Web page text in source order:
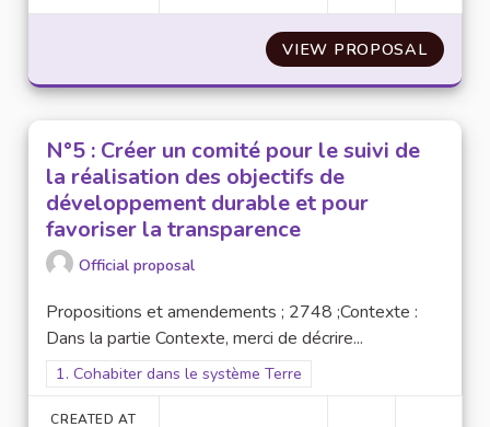
VIEW PROPOSALN°13 :
N°5 : Créer un comité pour le suivi de
la réalisation des objectifs de
développement durable et pour
favoriser la transparence
Official proposal
Propositions et amendements ; 2748 ;Contexte :
Dans la partie Contexte, merci de décrire...
Filter results for scope: 1. Cohabiter dans le système Terre
1. Cohabiter dans le système Terre
CREATED AT